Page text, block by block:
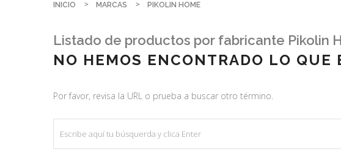
INICIO MARCAS PIKOLIN HOME
Listado de productos por fabricante Pikolin
NO HEMOS ENCONTRADO LO QUE
Por favor, revisa la URL o prueba a buscar otro término.